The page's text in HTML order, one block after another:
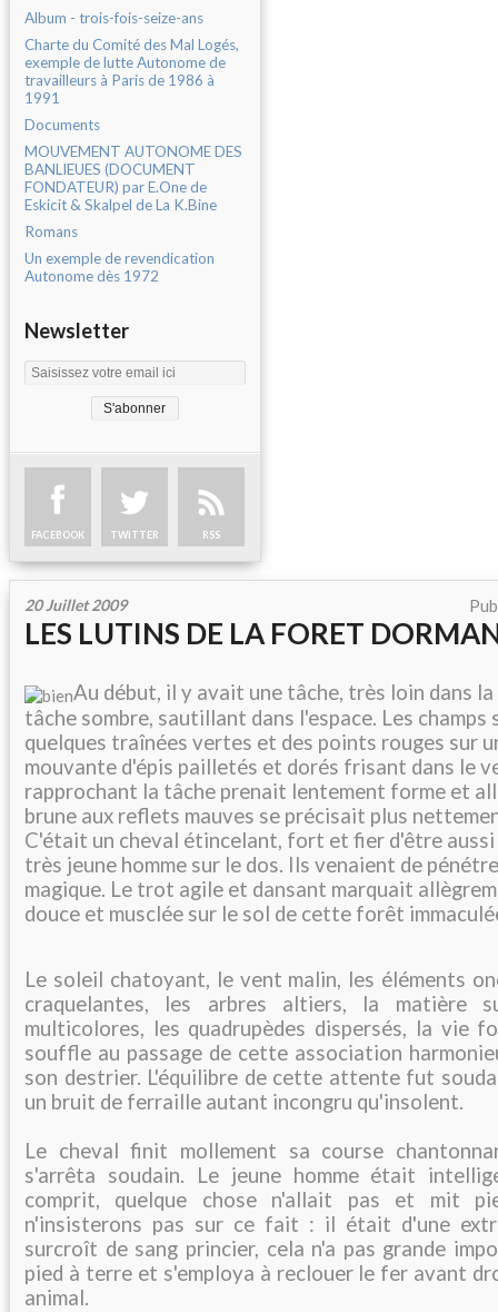
Album - trois-fois-seize-ans
Charte du Comité des Mal Logés,
exemple de lutte Autonome de
travailleurs à Paris de 1986 à
1991
Documents
MOUVEMENT AUTONOME DES
BANLIEUES (DOCUMENT
FONDATEUR) par E.One de
Eskicit & Skalpel de La K.Bine
Romans
Un exemple de revendication
Autonome dès 1972
Newsletter
FACEBOOK TWITTER RSS
20 Juillet 2009
LES LUTINS DE LA FORET
Au début, il y avait une tâche, très loin dans
tâche sombre, sautillant dans l'espace. Les champs
quelques traînées vertes et des points rouges sur
mouvante d'épis pailletés et dorés frisant dans le
rapprochant la tâche prenait lentement forme et
brune aux reflets mauves se précisait plus
C'était un cheval étincelant, fort et fier d'être
très jeune homme sur le dos. Ils venaient de
magique. Le trot agile et dansant marquait
douce et musclée sur le sol de cette forêt
Le soleil chatoyant, le vent malin, les éléments
craquelantes, les arbres altiers, la matière
multicolores, les quadrupèdes dispersés, la vie
souffle au passage de cette association
son destrier. L'équilibre de cette attente fut
un bruit de ferraille autant incongru qu'insolent.
Le cheval finit mollement sa course
s'arrêta soudain. Le jeune homme était
comprit, quelque chose n'allait pas et mit
n'insisterons pas sur ce fait : il était d'une
surcroît de sang princier, cela n'a pas grande
pied à terre et s'employa à reclouer le fer avant
animal.